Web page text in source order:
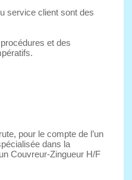
service client sont des
et des
pour le compte de l’un
dans la
Couvreur-Zingueur H/F